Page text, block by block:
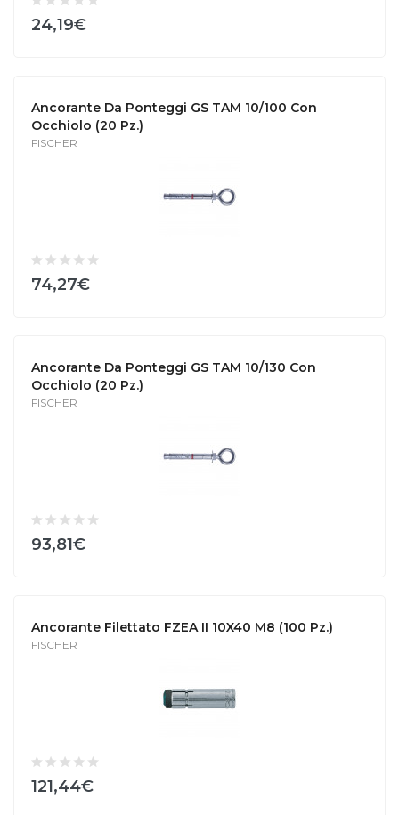
24,19€
Ancorante Da Ponteggi GS TAM 10/100 Con
Occhiolo (20 Pz.)
FISCHER
74,27€
Ancorante Da Ponteggi GS TAM 10/130 Con
Occhiolo (20 Pz.)
FISCHER
93,81€
Ancorante Filettato FZEA II 10X40 M8 (100 Pz.)
FISCHER
121,44€